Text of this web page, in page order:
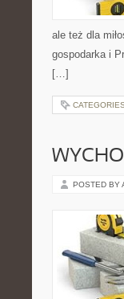
ale też dla
gospodarka i
[…]
POSTED BY